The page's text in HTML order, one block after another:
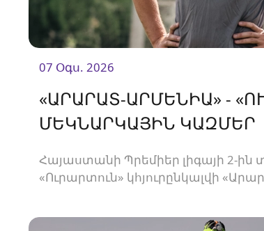
07 Օգս. 2026
«ԱՐԱՐԱՏ-ԱՐՄԵՆԻԱ» -
ՄԵԿՆԱՐԿԱՅԻՆ ԿԱԶՄԵՐ
Հայաստանի Պրեմիեր լիգայի 2-ին
«Ուրարտուն» կհյուրընկալվի